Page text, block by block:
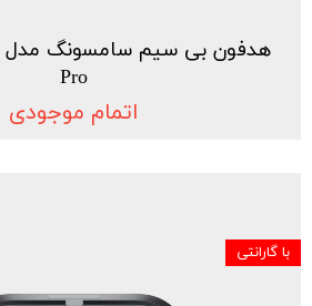
Pro
اتمام موجودی
با گارانتی